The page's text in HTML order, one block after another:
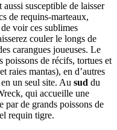
aussi susceptible de laisser
de requins-marteaux,
voir ces sublimes
couler le longs de
carangues joueuses. Le
de récifs, tortues et
raies mantas), en d’autres
un seul site. Au sud du
qui accueille une
par de grands poissons de
requin tigre.